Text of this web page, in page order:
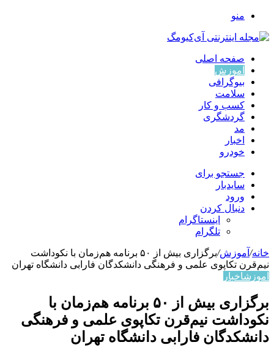
منو
صفحه اصلی
آموزش
بیوگرافی
سلامت
کسب و کار
گردشگری
مد
اخبار
خودرو
جستجو برای
سایدبار
ورود
دنبال کردن
اینستاگرام
تلگرام
خانه/ آموزش/
برگزاری بیش از ۵۰ برنامه هم‌زمان با نکوداشت
نیم‌قرن تکاپوی علمی و فرهنگی دانشکدگان فارابی دانشگاه تهران
آموزشاخبار
برگزاری بیش از ۵۰ برنامه هم‌زمان با
نکوداشت نیم‌قرن تکاپوی علمی و فرهنگی
دانشکدگان فارابی دانشگاه تهران